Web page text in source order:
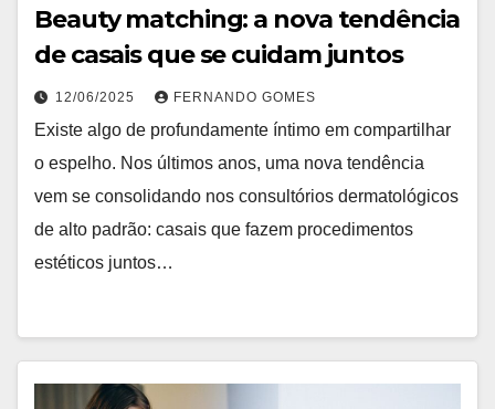
Beauty matching: a nova tendência
de casais que se cuidam juntos
12/06/2025 FERNANDO GOMES
Existe algo de profundamente íntimo em compartilhar
o espelho. Nos últimos anos, uma nova tendência
vem se consolidando nos consultórios dermatológicos
de alto padrão: casais que fazem procedimentos
estéticos juntos…